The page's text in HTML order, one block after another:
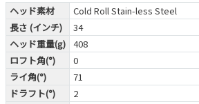
ヘッド素材
Cold Roll Stain-less Steel
長さ (インチ)
34
ヘッド重量(g) 408
ロフト角(°)
0
ライ角(°)
71
ドラフト(°)
2